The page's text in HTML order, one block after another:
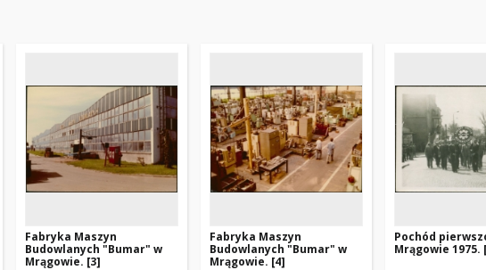
Fabryka Maszyn
Budowlanych "Bumar" w
Mrągowie. [3]
Fabryka Maszyn
Budowlanych "Bumar" w
Mrągowie. [4]
Pochód
Mrągowie 1975.